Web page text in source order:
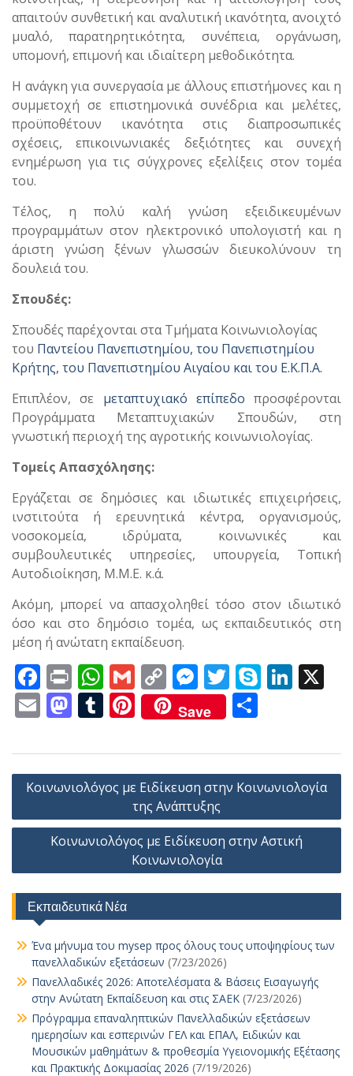
απαιτούν συνθετική και αναλυτική ικανότητα, ανοιχτό
μυαλό, παρατηρητικότητα, συνέπεια, οργάνωση,
υπομονή, επιμονή και ιδιαίτερη μεθοδικότητα.
Η ανάγκη για συνεργασία με άλλους επιστήμονες και η
συμμετοχή σε επιστημονικά συνέδρια και μελέτες,
προϋποθέτουν ικανότητα στις διαπροσωπικές
σχέσεις, επικοινωνιακές δεξιότητες και συνεχή
ενημέρωση για τις σύγχρονες εξελίξεις στον τομέα
του.
Τέλος, η πολύ καλή γνώση εξειδικευμένων
προγραμμάτων στον ηλεκτρονικό υπολογιστή και η
άριστη γνώση ξένων γλωσσών διευκολύνουν τη
δουλειά του.
Σπουδές:
Σπουδές παρέχονται στα Τμήματα Κοινωνιολογίας
του Παντείου Πανεπιστημίου, του Πανεπιστημίου
Κρήτης, του Πανεπιστημίου Αιγαίου και του Ε.Κ.Π.Α.
Επιπλέον, σε μεταπτυχιακό επίπεδο προσφέρονται
Προγράμματα Μεταπτυχιακών Σπουδών, στη
γνωστική περιοχή της αγροτικής κοινωνιολογίας.
Τομείς Απασχόλησης:
Εργάζεται σε δημόσιες και ιδιωτικές επιχειρήσεις,
ινστιτούτα ή ερευνητικά κέντρα, οργανισμούς,
νοσοκομεία, ιδρύματα, κοινωνικές και
συμβουλευτικές υπηρεσίες, υπουργεία, Τοπική
Αυτοδιοίκηση, Μ.Μ.Ε. κ.ά.
Ακόμη, μπορεί να απασχοληθεί τόσο στον ιδιωτικό
όσο και στο δημόσιο τομέα, ως εκπαιδευτικός στη
μέση ή ανώτατη εκπαίδευση.
F
ac
e
b
o
o
k
Pr
in
t
W
h
at
s
A
p
p
G
m
ai
l
C
o
p
y
Li
n
k
M
e
ss
e
n
g
er
T
w
itt
er
S
p
e
Li
e
dI
n
E
ai
l
M
to
d
n
T
m
bl
Pi
nt
er
e
st
Save
ρ
α
τε
ίτ
ε
Πλοήγηση
Κοινωνιολόγος με Ειδίκευση στην Κοινωνιολογία
της Ανάπτυξης
Κοινωνιολόγος με Ειδίκευση στην Αστική
Κοινωνιολογία
Εκπαιδευτικά Νέα
Ένα μήνυμα του mysep προς όλους τους υποψηφίους των
πανελλαδικών εξετάσεων (7/23/2026)
Πανελλαδικές 2026: Αποτελέσματα & Βάσεις Εισαγωγής
στην Ανώτατη Εκπαίδευση και στις ΣΑΕΚ (7/23/2026)
Πρόγραμμα επαναληπτικών Πανελλαδικών εξετάσεων
ημερησίων και εσπερινών ΓΕΛ και ΕΠΑΛ, Ειδικών και
Μουσικών μαθημάτων & προθεσμία Υγειονομικής Εξέτασης
και Πρακτικής Δοκιμασίας 2026 (7/19/2026)